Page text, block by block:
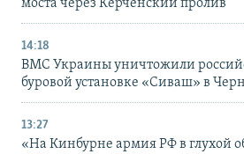
моста через Керченский пролив
14:18
ВМС Украины уничтожили
буровой установке «Сиваш» в
13:27
«На Кинбурне армия РФ в глухой